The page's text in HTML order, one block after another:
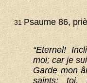
31Psaume 86,
“Eternel!
moi; car je
Garde mon
saints; toi,